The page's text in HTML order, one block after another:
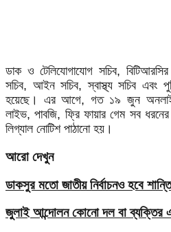
ডাক ও টেলিযোগাযোগ সচিব, বিটিআরসির
সচিব, আইন সচিব, স্বাস্থ্য সচিব এবং
হয়েছে। এর আগে, গত ১৯ জুন অনলাইন
লাইভ, পাবজি, ফ্রি ফায়ার গেম সব
লিগ্যাল নোটিশ পাঠানো হয়।
আরো দেখুন
ডাকসুর মতো জাতীয় নির্বাচনও হবে
জুলাই আন্দোলন কোনো দল বা ব্যক্তির